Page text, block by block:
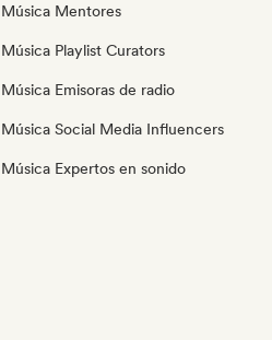
Música Mentores
Música Playlist Curators
Música Emisoras de radio
Música Social Media Influencers
Música Expertos en sonido